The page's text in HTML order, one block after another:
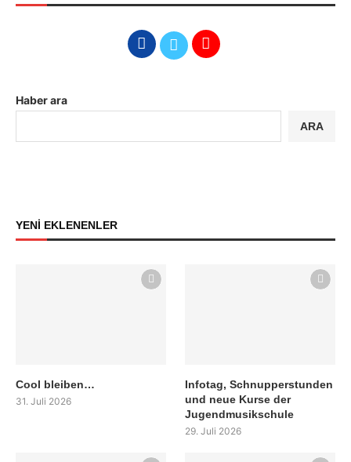
Haber ara
ARA
YENİ EKLENENLER
Cool bleiben…
31. Juli 2026
Infotag, Schnupperstunden
und neue Kurse der
Jugendmusikschule
29. Juli 2026